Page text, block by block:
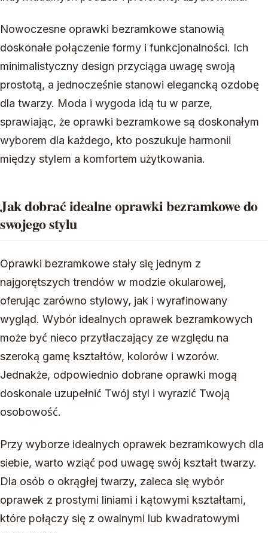
Nowoczesne oprawki bezramkowe stanowią
doskonałe połączenie formy i funkcjonalności. Ich
minimalistyczny design przyciąga uwagę swoją
prostotą, a jednocześnie stanowi elegancką ozdobę
dla twarzy. Moda i wygoda idą tu w parze,
sprawiając, że oprawki bezramkowe są doskonałym
wyborem dla każdego, kto poszukuje harmonii
między stylem a komfortem użytkowania.
Jak dobrać idealne oprawki bezramkowe do
swojego stylu
Oprawki bezramkowe stały się jednym z
najgorętszych trendów w modzie okularowej,
oferując zarówno stylowy, jak i wyrafinowany
wygląd. Wybór idealnych oprawek bezramkowych
może być nieco przytłaczający ze względu na
szeroką gamę kształtów, kolorów i wzorów.
Jednakże, odpowiednio dobrane oprawki mogą
doskonale uzupełnić Twój styl i wyrazić Twoją
osobowość.
Przy wyborze idealnych oprawek bezramkowych dla
siebie, warto wziąć pod uwagę swój kształt twarzy.
Dla osób o okrągłej twarzy, zaleca się wybór
oprawek z prostymi liniami i kątowymi kształtami,
które połączy się z owalnymi lub kwadratowymi